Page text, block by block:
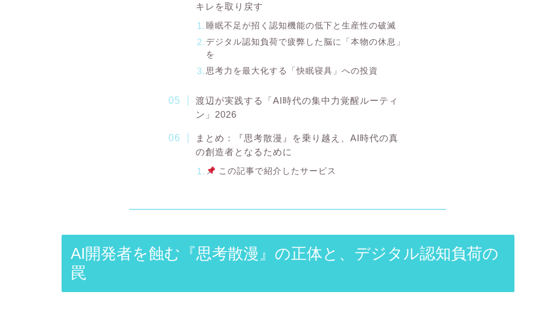
キレを取り戻す
睡眠不足が招く認知機能の低下と生産性の破滅
デジタル認知負荷で疲弊した脳に「本物の休息」
を
思考力を最大化する「快眠寝具」への投資
渡辺が実践する「AI時代の集中力覚醒ルーティ
ン」2026
まとめ：『思考散漫』を乗り越え、AI時代の真
の創造者となるために
この記事で紹介したサービス
AI開発者を蝕む『思考散漫』の正体と、デジタル認知負荷の
罠